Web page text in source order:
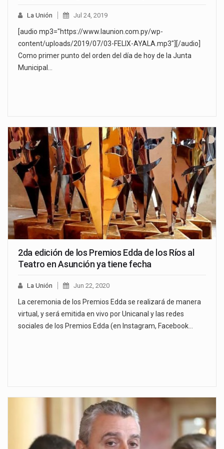
La Unión Jul 24, 2019
[audio mp3="https://www.launion.com.py/wp-
content/uploads/2019/07/03-FELIX-AYALA.mp3"][/audio]
Como primer punto del orden del día de hoy de la Junta
Municipal…
2da edición de los Premios Edda de los Ríos al
Teatro en Asunción ya tiene fecha
La Unión Jun 22, 2020
La ceremonia de los Premios Edda se realizará de manera
virtual, y será emitida en vivo por Unicanal y las redes
sociales de los Premios Edda (en Instagram, Facebook…